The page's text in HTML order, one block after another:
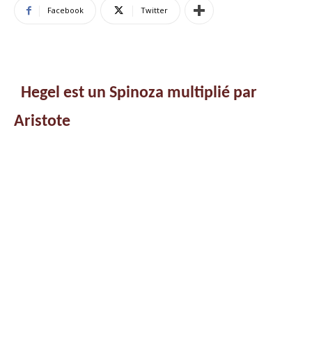
Facebook Twitter
Hegel est un Spinoza multiplié par
Aristote